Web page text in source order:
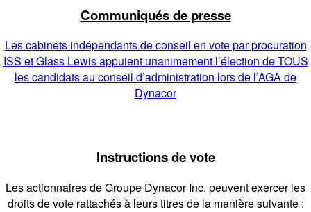
Communiqués de presse
Les cabinets indépendants de conseil en vote par procuration
ISS et Glass Lewis appuient unanimement l’élection de TOUS
les candidats au conseil d’administration lors de l’AGA de
Dynacor
Instructions de vote
Les actionnaires de Groupe Dynacor Inc. peuvent exercer les
droits de vote rattachés à leurs titres de la manière suivante :